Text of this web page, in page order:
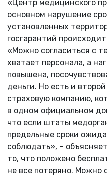
«Центр медицинского
основном нарушение
установленных
госгарантий
«Можно согласиться с
хватает персонала, а
повышена,
деньги. Но есть и
страховую компанию,
в одном официальном
что если штаты
предельные сроки
соблюдать», –
то, что положено
не все потеряно. Можно